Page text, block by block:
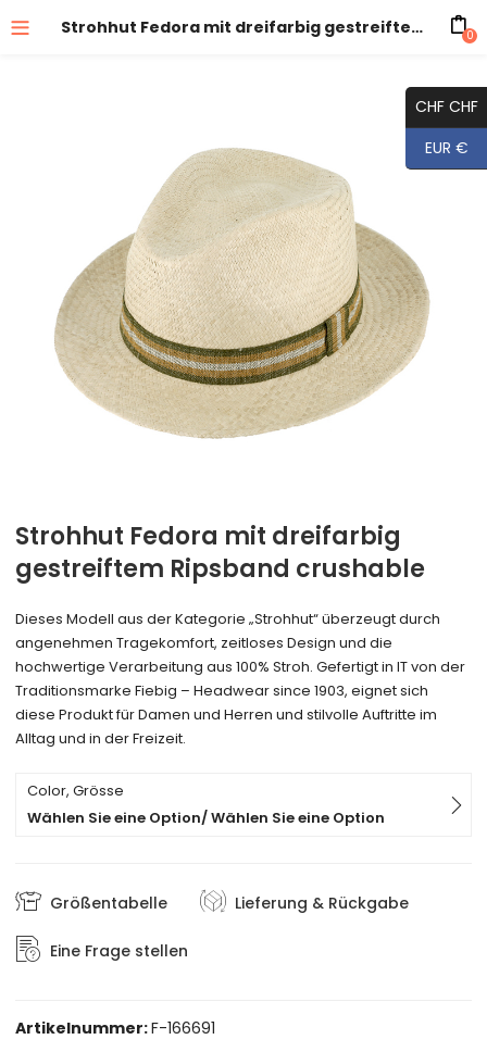
Strohhut Fedora mit dreifarbig gestreiftem Ripsband crushable 0
Strohhut Fedora mit dreifarbig
gestreiftem Ripsband crushable
Dieses Modell aus der Kategorie „Strohhut“ überzeugt durch
angenehmen Tragekomfort, zeitloses Design und die
hochwertige Verarbeitung aus 100% Stroh. Gefertigt in IT von der
Traditionsmarke Fiebig – Headwear since 1903, eignet sich
diese Produkt für Damen und Herren und stilvolle Auftritte im
Alltag und in der Freizeit.
Color, Grösse
Wählen Sie eine Option/ Wählen Sie eine Option
Größentabelle Lieferung & Rückgabe
Eine Frage stellen
Artikelnummer:F-166691
CHF CHF
EUR €